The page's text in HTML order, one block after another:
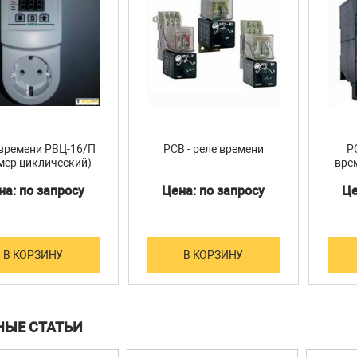
режим работы (следует перевести регулятор установки
стоит регулятор, после чего по часовой стрелке
интервал регулятором « T», далее необходимо регулятором «Т»
давление от 84 до 106,7 кПа,
РВЦ-16/П
циклический)
по запросу
В КОРЗИНУ
РСВ - реле времени
Цена: по запросу
В КОРЗИНУ
СТАТЬИ